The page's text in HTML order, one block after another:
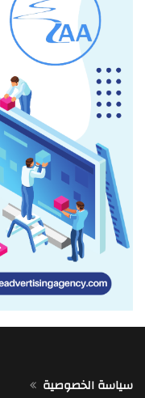
سياسة الخصوصية